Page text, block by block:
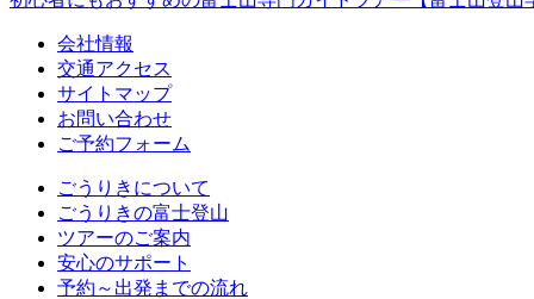
会社情報
交通アクセス
サイトマップ
お問い合わせ
ご予約フォーム
ごうりきについて
ごうりきの富士登山
ツアーのご案内
安心のサポート
予約～出発までの流れ